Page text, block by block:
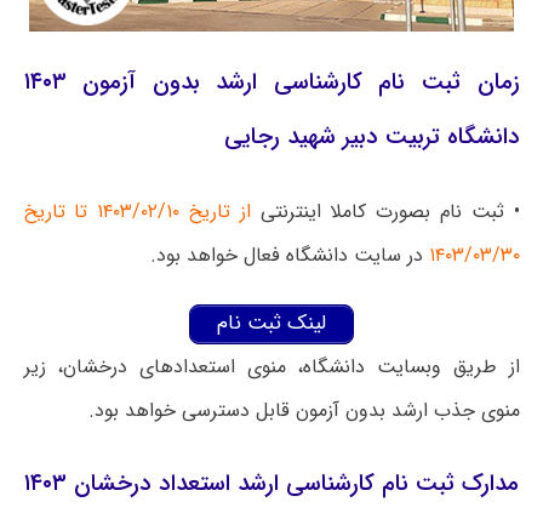
زمان ثبت نام کارشناسی ارشد بدون آزمون ۱۴۰۳
دانشگاه تربیت دبیر شهید رجایی
• ثبت نام بصورت کاملا اینترنتی
از تاریخ ۱۴۰۳/۰۲/۱۰ تا تاریخ
۱۴۰۳/۰۳/۳۰ در سایت دانشگاه فعال خواهد بود.
لینک ثبت نام
از طریق وبسایت دانشگاه، منوی استعدادهای درخشان، زیر
منوی جذب ارشد بدون آزمون قابل دسترسی خواهد بود.
مدارک ثبت نام کارشناسی ارشد استعداد درخشان ۱۴۰۳